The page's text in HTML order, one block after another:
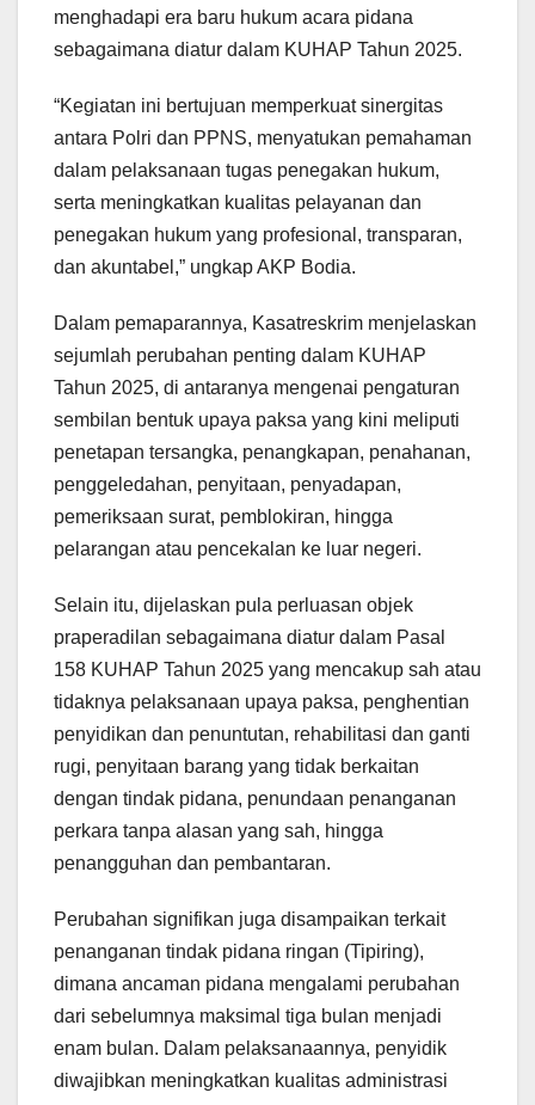
menghadapi era baru hukum acara pidana
sebagaimana diatur dalam KUHAP Tahun 2025.
“Kegiatan ini bertujuan memperkuat sinergitas
antara Polri dan PPNS, menyatukan pemahaman
dalam pelaksanaan tugas penegakan hukum,
serta meningkatkan kualitas pelayanan dan
penegakan hukum yang profesional, transparan,
dan akuntabel,” ungkap AKP Bodia.
Dalam pemaparannya, Kasatreskrim menjelaskan
sejumlah perubahan penting dalam KUHAP
Tahun 2025, di antaranya mengenai pengaturan
sembilan bentuk upaya paksa yang kini meliputi
penetapan tersangka, penangkapan, penahanan,
penggeledahan, penyitaan, penyadapan,
pemeriksaan surat, pemblokiran, hingga
pelarangan atau pencekalan ke luar negeri.
Selain itu, dijelaskan pula perluasan objek
praperadilan sebagaimana diatur dalam Pasal
158 KUHAP Tahun 2025 yang mencakup sah atau
tidaknya pelaksanaan upaya paksa, penghentian
penyidikan dan penuntutan, rehabilitasi dan ganti
rugi, penyitaan barang yang tidak berkaitan
dengan tindak pidana, penundaan penanganan
perkara tanpa alasan yang sah, hingga
penangguhan dan pembantaran.
Perubahan signifikan juga disampaikan terkait
penanganan tindak pidana ringan (Tipiring),
dimana ancaman pidana mengalami perubahan
dari sebelumnya maksimal tiga bulan menjadi
enam bulan. Dalam pelaksanaannya, penyidik
diwajibkan meningkatkan kualitas administrasi